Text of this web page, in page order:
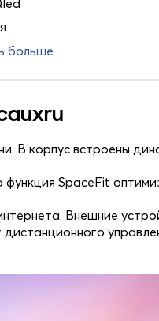
больше
В корпус встроены
SpaceFit
Внешние